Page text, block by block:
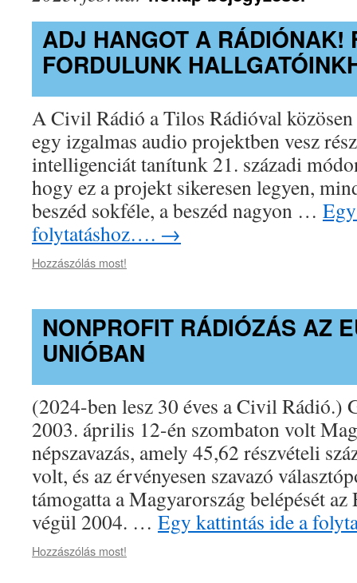
ADJ HANGOT A RÁDIÓNAK!
FORDULUNK
A Civil Rádió a Tilos Rádióval közösen
egy izgalmas audio projektben vesz
intelligenciát tanítunk 21. századi
hogy ez a projekt sikeresen legyen,
beszéd sokféle, a beszéd nagyon …
folytatáshoz…. →
Hozzászólás most!
NONPROFIT RÁDIÓZÁS AZ
UNIÓBAN
(2024-ben lesz 30 éves a Civil Rádió.)
2003. április 12-én szombaton volt
népszavazás, amely 45,62 részvételi
volt, és az érvényesen szavazó
támogatta a Magyarország belépését
végül 2004. … Egy kattintás ide a
Hozzászólás most!